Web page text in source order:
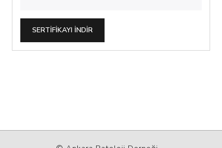
SERTIFIKAYI INDIR